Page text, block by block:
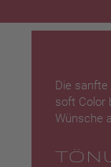
Die sanfte
soft Color
Wünsche